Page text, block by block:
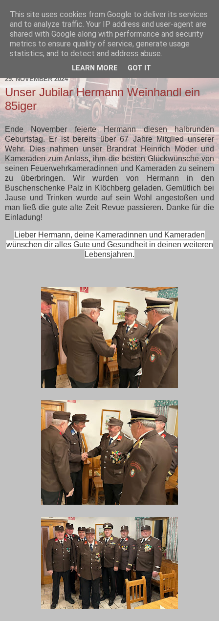
29. NOVEMBER 2024
Unser Jubilar Hermann Weinhandl ein
85iger
Ende November feierte Hermann diesen halbrunden
Geburtstag. Er ist bereits über 67 Jahre Mitglied unserer
Wehr. Dies nahmen unser Brandrat Heinrich Moder und
Kameraden zum Anlass, ihm die besten Glückwünsche von
seinen Feuerwehrkameradinnen und Kameraden zu seinem
zu überbringen. Wir wurden von Hermann in den
Buschenschenke Palz in Klöchberg geladen. Gemütlich bei
Jause und Trinken wurde auf sein Wohl angestoßen und
man ließ die gute alte Zeit Revue passieren. Danke für die
Einladung!
Lieber Hermann, deine Kameradinnen und Kameraden
wünschen dir alles Gute und Gesundheit in deinen weiteren
Lebensjahren.
This site uses cookies from Google to deliver its services
and to analyze traffic. Your IP address and user-agent are
shared with Google along with performance and security
metrics to ensure quality of service, generate usage
statistics, and to detect and address abuse.
LEARN MORE GOT IT